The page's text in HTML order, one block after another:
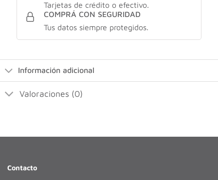
Tarjetas de crédito o efectivo.
COMPRÁ CON SEGURIDAD
Tus datos siempre protegidos.
Información adicional
Valoraciones (0)
Contacto